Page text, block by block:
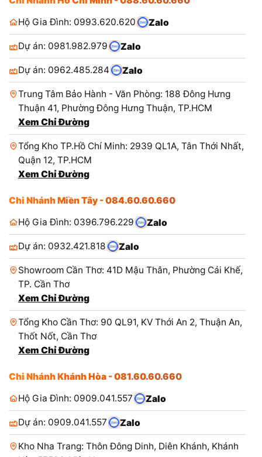
Hộ Gia Đình: 0993.620.620
Zalo
Dự án: 0981.982.979 Zalo
Dự án: 0962.485.284 Zalo
Trung Tâm Bảo Hành - Văn Phòng: 188 Đông Hưng
Thuận 41, Phường Đông Hưng Thuận, TP.HCM
Xem Chỉ Đường
Tổng Kho TP.Hồ Chí Minh: 2939 QL1A, Tân Thới Nhất,
Quận 12, TP.HCM
Xem Chỉ Đường
Chi Nhánh Miền Tây - 084.60.60.660
Hộ Gia Đình: 0396.796.229
Zalo
Dự án: 0932.421.818 Zalo
Showroom Cần Thơ: 41D Mậu Thân, Phường Cái Khế,
TP. Cần Thơ
Xem Chỉ Đường
Tổng Kho Cần Thơ: 90 QL91, KV Thới An 2, Thuận An,
Thốt Nốt, Cần Thơ
Xem Chỉ Đường
Chi Nhánh Khánh Hòa - 081.60.60.660
Hộ Gia Đình: 0909.041.557
Zalo
Dự án: 0909.041.557 Zalo
Kho Nha Trang: Thôn Đông Dinh, Diên Khánh, Khánh